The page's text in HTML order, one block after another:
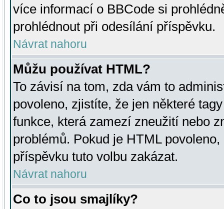
více informací o BBCode si
prohlédnout při odesílání příspěvku.
Návrat nahoru
Můžu používat HTML?
To závisí na tom, zda vám to
povoleno, zjistíte, že jen některé
funkce, která zamezí zneužití nebo
problémů. Pokud je HTML
příspěvku tuto volbu zakázat.
Návrat nahoru
Co to jsou smajlíky?